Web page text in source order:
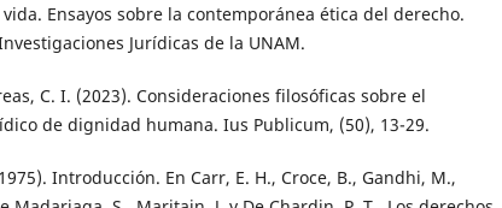
Ensayos sobre la contemporánea ética del derecho.
Jurídicas de la UNAM.
C. I. (2023). Consideraciones filosóficas sobre el
de dignidad humana. Ius Publicum, (50), 13-29.
Introducción. En Carr, E. H., Croce, B., Gandhi, M.,